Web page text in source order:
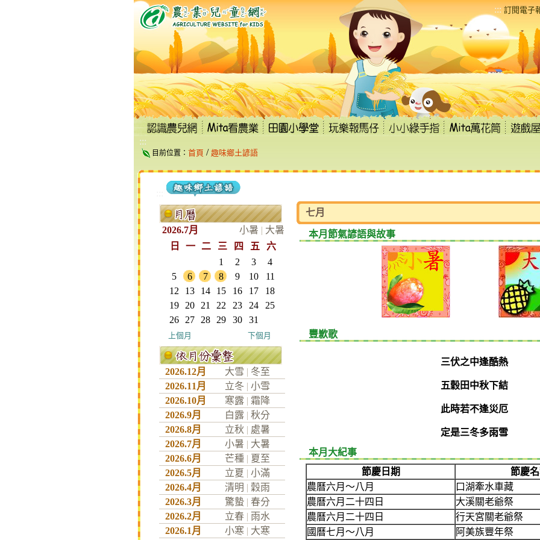
到
要
內
容
區
塊
::: 訂閱電子
:::
目前位置： 首頁 / 趣味鄉土諺語
2026.7月 小暑 | 大暑
日
一 二 三 四 五
六
1
2 3
4
5
6 7 8 9 10
11
12
13 14 15 16 17
18
19
20 21 22 23 24
25
26
27 28 29 30 31
上個月 下個月
2026.12月 大雪 | 冬至
2026.11月
立冬 | 小雪
2026.10月
寒露 | 霜降
2026.9月
白露 | 秋分
2026.8月
立秋 | 處暑
2026.7月
小暑 | 大暑
2026.6月
芒種 | 夏至
2026.5月
立夏 | 小滿
2026.4月
清明 | 穀雨
2026.3月
驚蟄 | 春分
2026.2月
立春 | 雨水
2026.1月
小寒 | 大寒
七月
本月節氣諺語與故事
豐歉歌
三伏之中逢酷熱
五穀田中秋下結
此時若不逢災厄
定是三冬多雨雪
本月大紀事
節慶日期
節慶
農曆六月～八月
口湖牽水車藏
農曆六月二十四日
大溪關老爺祭
農曆六月二十四日
行天宮關老爺祭
國曆七月～八月
阿美族豐年祭